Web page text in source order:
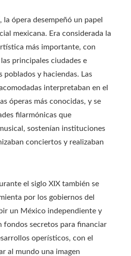
la ópera desempeñó un papel
mexicana. Era considerada la
más importante, con
principales ciudades e
poblados y haciendas. Las
interpretaban en el
óperas más conocidas, y se
filarmónicas que
sostenían instituciones
conciertos y realizaban
el siglo XIX también se
por los gobiernos del
un México independiente y
fondos secretos para financiar
operísticos, con el
al mundo una imagen